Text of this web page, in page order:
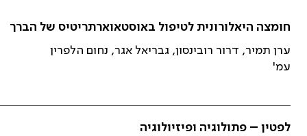
חומצה היאלורונית לטיפול באוסטאוארתריטיס של הברך
ערן תמיר, דרור רובינסון, גבריאל אגר, נחום הלפרין
עמ'
לפטין – פתולוגיה ופיזיולוגיה